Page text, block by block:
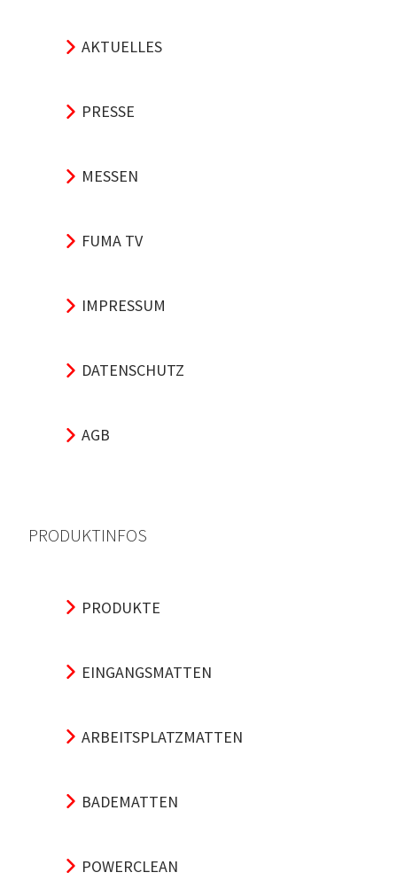
AKTUELLES
PRESSE
MESSEN
FUMA TV
IMPRESSUM
DATENSCHUTZ
AGB
PRODUKTINFOS
PRODUKTE
EINGANGSMATTEN
ARBEITSPLATZMATTEN
BADEMATTEN
POWERCLEAN